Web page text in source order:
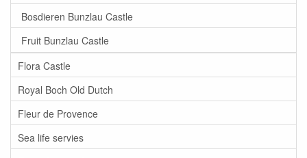
Bosdieren Bunzlau Castle
Fruit Bunzlau Castle
Flora Castle
Royal Boch Old Dutch
Fleur de Provence
Sea life servies